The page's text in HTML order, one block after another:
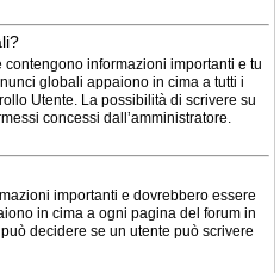
informazioni importanti e tu
globali appaiono in cima a tutti i
Utente. La possibilità di scrivere su
concessi dall’amministratore.
importanti e dovrebbero essere
in cima a ogni pagina del forum in
decidere se un utente può scrivere